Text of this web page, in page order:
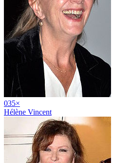
035×
Hélène Vincent